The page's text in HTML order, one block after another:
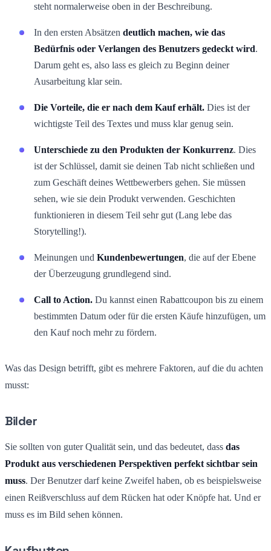
steht normalerweise oben in der Beschreibung.
In den ersten Absätzen deutlich machen, wie das
Bedürfnis oder Verlangen des Benutzers gedeckt wird.
Darum geht es, also lass es gleich zu Beginn deiner
Ausarbeitung klar sein.
Die Vorteile, die er nach dem Kauf erhält. Dies ist der
wichtigste Teil des Textes und muss klar genug sein.
Unterschiede zu den Produkten der Konkurrenz. Dies
ist der Schlüssel, damit sie deinen Tab nicht schließen und
zum Geschäft deines Wettbewerbers gehen. Sie müssen
sehen, wie sie dein Produkt verwenden. Geschichten
funktionieren in diesem Teil sehr gut (Lang lebe das
Storytelling!).
Meinungen und Kundenbewertungen, die auf der Ebene
der Überzeugung grundlegend sind.
Call to Action. Du kannst einen Rabattcoupon bis zu einem
bestimmten Datum oder für die ersten Käufe hinzufügen, um
den Kauf noch mehr zu fördern.
Was das Design betrifft, gibt es mehrere Faktoren, auf die du achten
musst:
Bilder
Sie sollten von guter Qualität sein, und das bedeutet, dass das
Produkt aus verschiedenen Perspektiven perfekt sichtbar sein
muss. Der Benutzer darf keine Zweifel haben, ob es beispielsweise
einen Reißverschluss auf dem Rücken hat oder Knöpfe hat. Und er
muss es im Bild sehen können.